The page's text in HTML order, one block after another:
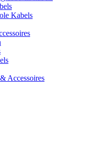
Kabels
Accessoires